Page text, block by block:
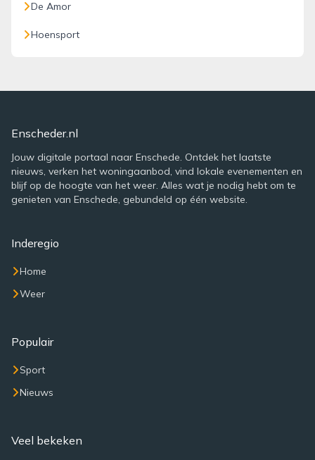
De Amor
Hoensport
Enscheder.nl
Jouw digitale portaal naar Enschede. Ontdek het laatste
nieuws, verken het woningaanbod, vind lokale evenementen en
blijf op de hoogte van het weer. Alles wat je nodig hebt om te
genieten van Enschede, gebundeld op één website.
Inderegio
Home
Weer
Populair
Sport
Nieuws
Veel bekeken